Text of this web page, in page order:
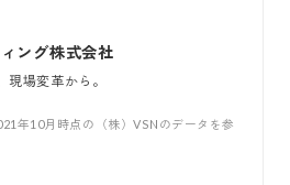
ング株式会社
現場変革から。
年10月時点の（株）VSNのデータを参